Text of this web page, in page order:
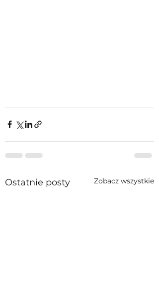
Ostatnie posty Zobacz wszystkie